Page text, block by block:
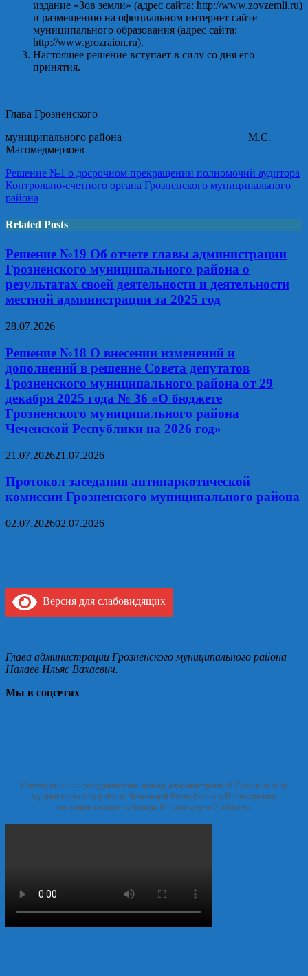
издание «Зов земли» (адрес сайта: http://www.zovzemli.ru)
и размещению на официальном интернет сайте
муниципального образования (адрес сайта:
http://www.grozraion.ru).
Настоящее решение вступает в силу со дня его
принятия.
Глава Грозненского
муниципального района М.С.
Магомедмерзоев
Решение №1 о досрочном прекращении полномочий аудитора
Контрольно-счетного органа Грозненского муниципального
района
Related Posts
Решение №19 Об отчете главы администрации
Грозненского муниципального района о
результатах своей деятельности и деятельности
местной администрации за 2025 год
28.07.2026
Решение №18 О внесении изменений и
дополнений в решение Совета депутатов
Грозненского муниципального района от 29
декабря 2025 года № 36 «О бюджете
Грозненского муниципального района
Чеченской Республики на 2026 год»
21.07.202621.07.2026
Протокол заседания антинаркотической
комиссии Грозненского муниципального района
02.07.202602.07.2026
Версия для слабовидящих
Глава администрации Грозненского муниципального района
Налаев Ильяс Вахаевич.
Мы в соцсетях
Соглашение о сотрудничестве между администрацией Грозненского
муниципального района Чеченской Республики и Всеволжским
муниципальным районом Ленинградской области